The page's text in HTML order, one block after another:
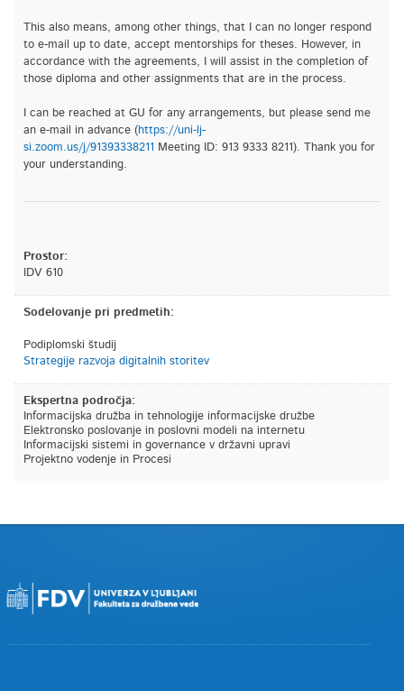
This also means, among other things, that I can no longer respond
to e-mail up to date, accept mentorships for theses. However, in
accordance with the agreements, I will assist in the completion of
those diploma and other assignments that are in the process.
I can be reached at GU for any arrangements, but please send me
an e-mail in advance (https://uni-lj-
si.zoom.us/j/91393338211
Meeting ID: 913 9333 8211). Thank you for
your understanding.
Prostor:
IDV 610
Sodelovanje pri predmetih:
Podiplomski študij
Strategije razvoja digitalnih storitev
Ekspertna področja:
Informacijska družba in tehnologije informacijske družbe
Elektronsko poslovanje in poslovni modeli na internetu
Informacijski sistemi in governance v državni upravi
Projektno vodenje in Procesi